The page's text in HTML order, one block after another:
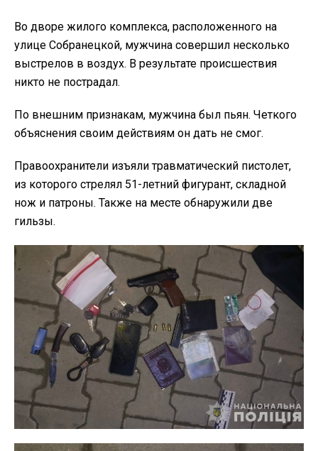
Во дворе жилого комплекса, расположенного на
улице Собранецкой, мужчина совершил несколько
выстрелов в воздух. В результате происшествия
никто не пострадал.
По внешним признакам, мужчина был пьян. Четкого
объяснения своим действиям он дать не смог.
Правоохранители изъяли травматический пистолет,
из которого стрелял 51-летний фигурант, складной
нож и патроны. Также на месте обнаружили две
гильзы.